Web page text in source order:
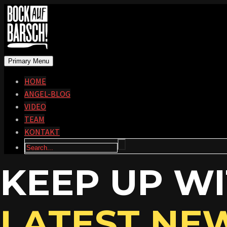
Primary Menu
HOME
ANGEL-BLOG
VIDEO
TEAM
KONTAKT
KEEP UP